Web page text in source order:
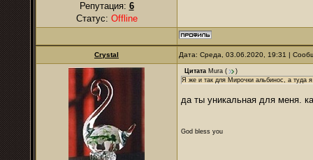
Репутация: 6
Статус: Offline
Crystal Дата: Среда, 03.06.2020, 19:31 |
Цитата Mura (
)
Я же и так для Мирочки альбинос, а туда
да ты уникальная для меня.
God bless you